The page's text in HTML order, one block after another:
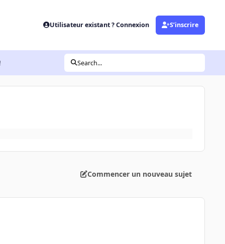
Utilisateur existant ? Connexion S’inscrire
Search...
Commencer un nouveau sujet